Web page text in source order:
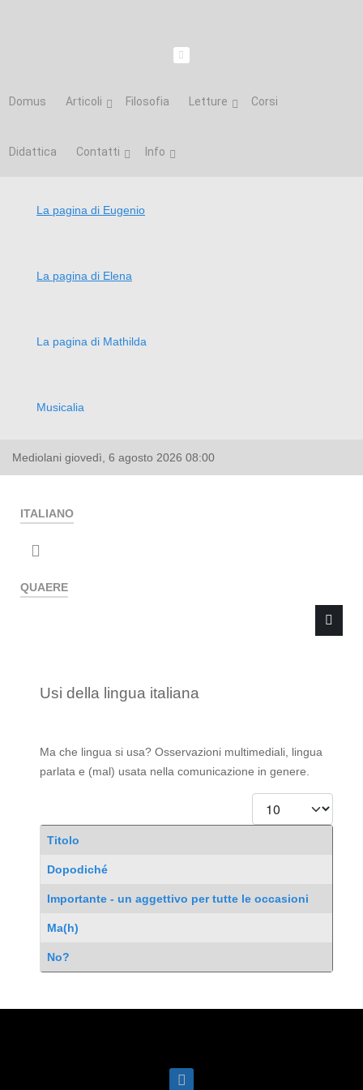
Domus Articoli Filosofia Letture Corsi
Didattica Contatti Info
La pagina di Eugenio
La pagina di Elena
La pagina di Mathilda
Musicalia
Mediolani giovedì, 6 agosto 2026 08:00
ITALIANO
QUAERE
Usi della lingua italiana
Ma che lingua si usa? Osservazioni multimediali, lingua
parlata e (mal) usata nella comunicazione in genere.
Articoli
Titolo
Dopodiché
Importante - un aggettivo per tutte le occasioni
Ma(h)
No?